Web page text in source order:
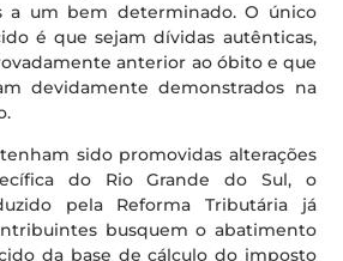
a um bem determinado. O único
é que sejam dívidas autênticas,
anterior ao óbito e que
devidamente demonstrados na
sido promovidas alterações
do Rio Grande do Sul, o
pela Reforma Tributária já
busquem o abatimento
da base de cálculo do imposto